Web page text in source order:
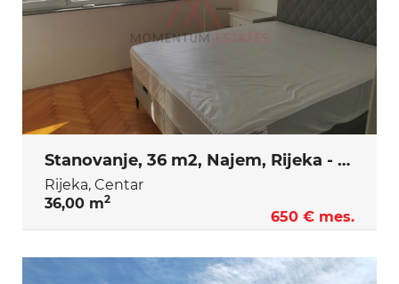
Stanovanje, 36 m2, Najem, Rijeka - Centar
Rijeka, Centar
36,00 m2
650 € mes.